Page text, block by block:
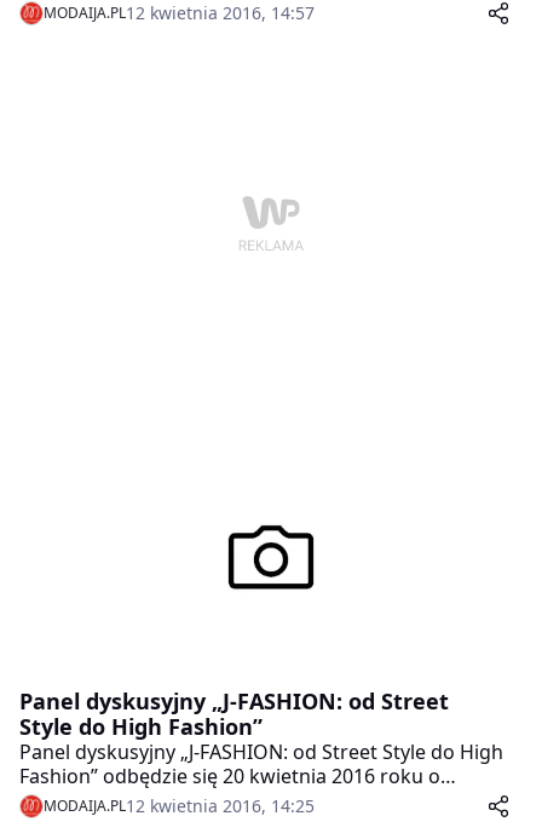
MODAIJA.PL12 kwietnia 2016, 14:57
Panel dyskusyjny „J-FASHION: od Street
Style do High Fashion”
Panel dyskusyjny „J-FASHION: od Street Style do High
Fashion” odbędzie się 20 kwietnia 2016 roku o
godzinie 19:00 w bud. C Szkoły Głównej Handlowej (Al.
Niepodległości 128) w sali C-2a. Panel będzie
MODAIJA.PL12 kwietnia 2016, 14:25